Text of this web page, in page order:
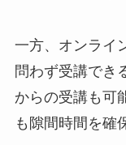
一方、オンライ
問わず受講でき
からの受講も可
も隙間時間を確